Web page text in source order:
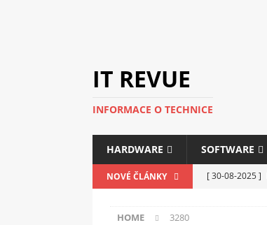
IT REVUE
INFORMACE O TECHNICE
HARDWARE SOFTWARE
NOVÉ ČLÁNKY [ 30-08-2025 ]
HOME 3280